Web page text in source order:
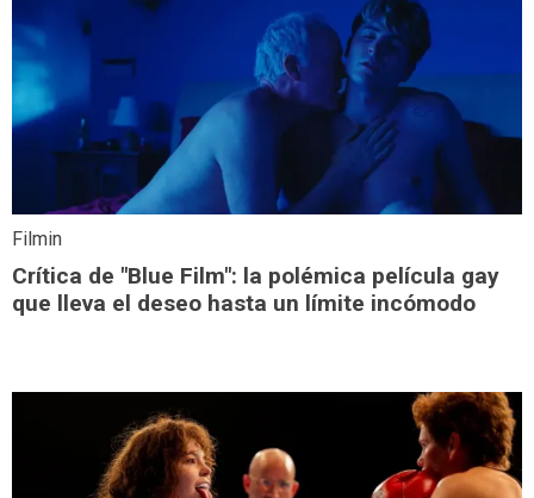
Filmin
Crítica de "Blue Film": la polémica película gay
que lleva el deseo hasta un límite incómodo